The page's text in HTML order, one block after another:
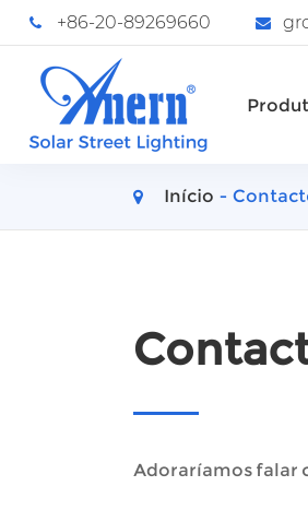
+86-20-89269660
Início
Adoraríamos falar